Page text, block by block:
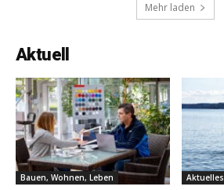
Mehr laden
Aktuell
Bauen, Wohnen, Leben Aktuelles